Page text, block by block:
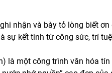
nhận và bày tỏ lòng biết
sự kết tinh từ công sức, trí
là một công trình văn hóa